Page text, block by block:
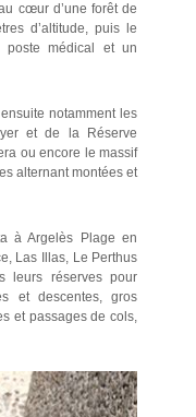
cœur d’une forêt de
d’altitude, puis le
médical et un
notamment les
et de la Réserve
ou encore le massif
alternant montées et
à Argelès Plage en
Las Illas, Le Perthus
leurs réserves pour
et descentes, gros
et passages de cols,